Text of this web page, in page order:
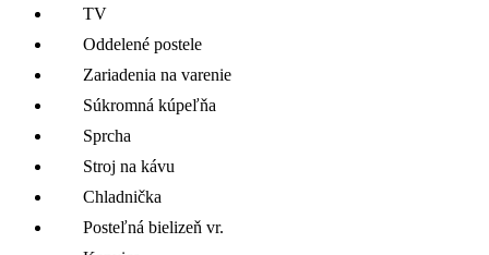
TV
Oddelené postele
Zariadenia na varenie
Súkromná kúpeľňa
Sprcha
Stroj na kávu
Chladnička
Posteľná bielizeň vr.